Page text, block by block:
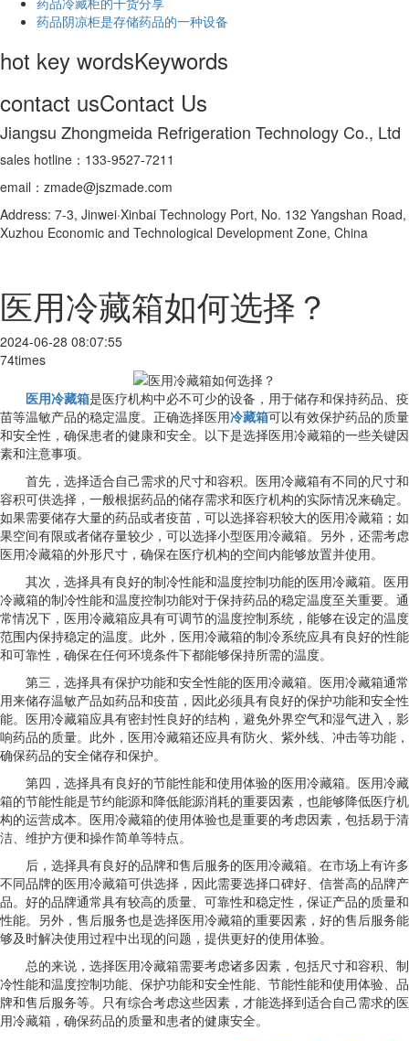
药品阴凉柜是存储药品的一种设备
hot key wordsKeywords
contact usContact Us
Jiangsu Zhongmeida Refrigeration Technology Co., Ltd
sales hotline：133-9527-7211
email：zmade@jszmade.com
Address: 7-3, Jinwei·Xinbai Technology Port, No. 132 Yangshan Road,
Xuzhou Economic and Technological Development Zone, China
医用冷藏箱如何选择？
2024-06-28 08:07:55
74times
医用冷藏箱是医疗机构中必不可少的设备，用于储存和保持药品、疫
苗等温敏产品的稳定温度。正确选择医用冷藏箱可以有效保护药品的质量
和安全性，确保患者的健康和安全。以下是选择医用冷藏箱的一些关键因
素和注意事项。
首先，选择适合自己需求的尺寸和容积。医用冷藏箱有不同的尺寸和
容积可供选择，一般根据药品的储存需求和医疗机构的实际情况来确定。
如果需要储存大量的药品或者疫苗，可以选择容积较大的医用冷藏箱；如
果空间有限或者储存量较少，可以选择小型医用冷藏箱。另外，还需考虑
医用冷藏箱的外形尺寸，确保在医疗机构的空间内能够放置并使用。
其次，选择具有良好的制冷性能和温度控制功能的医用冷藏箱。医用
冷藏箱的制冷性能和温度控制功能对于保持药品的稳定温度至关重要。通
常情况下，医用冷藏箱应具有可调节的温度控制系统，能够在设定的温度
范围内保持稳定的温度。此外，医用冷藏箱的制冷系统应具有良好的性能
和可靠性，确保在任何环境条件下都能够保持所需的温度。
第三，选择具有保护功能和安全性能的医用冷藏箱。医用冷藏箱通常
用来储存温敏产品如药品和疫苗，因此必须具有良好的保护功能和安全性
能。医用冷藏箱应具有密封性良好的结构，避免外界空气和湿气进入，影
响药品的质量。此外，医用冷藏箱还应具有防火、紫外线、冲击等功能，
确保药品的安全储存和保护。
第四，选择具有良好的节能性能和使用体验的医用冷藏箱。医用冷藏
箱的节能性能是节约能源和降低能源消耗的重要因素，也能够降低医疗机
构的运营成本。医用冷藏箱的使用体验也是重要的考虑因素，包括易于清
洁、维护方便和操作简单等特点。
后，选择具有良好的品牌和售后服务的医用冷藏箱。在市场上有许多
不同品牌的医用冷藏箱可供选择，因此需要选择口碑好、信誉高的品牌产
品。好的品牌通常具有较高的质量、可靠性和稳定性，保证产品的质量和
性能。另外，售后服务也是选择医用冷藏箱的重要因素，好的售后服务能
够及时解决使用过程中出现的问题，提供更好的使用体验。
总的来说，选择医用冷藏箱需要考虑诸多因素，包括尺寸和容积、制
冷性能和温度控制功能、保护功能和安全性能、节能性能和使用体验、品
牌和售后服务等。只有综合考虑这些因素，才能选择到适合自己需求的医
用冷藏箱，确保药品的质量和患者的健康安全。